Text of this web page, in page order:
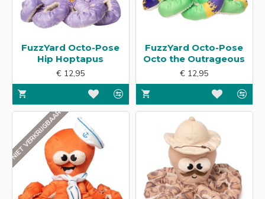
FuzzYard Octo-Pose
Hip Hoptapus
€ 12,95
FuzzYard Octo-Pose
Octo the Outrageous
€ 12,95
NIET VERKRIJGBAAR